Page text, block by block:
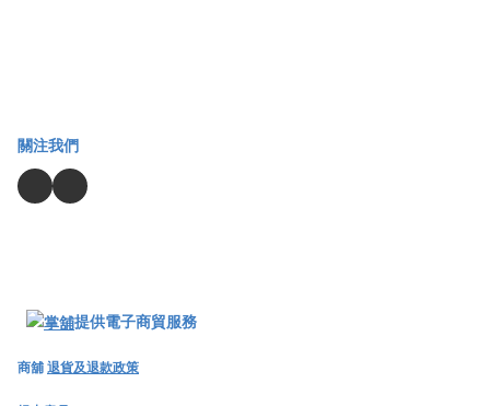
關注我們
提供電子商貿服務
商舖退貨及退款政策